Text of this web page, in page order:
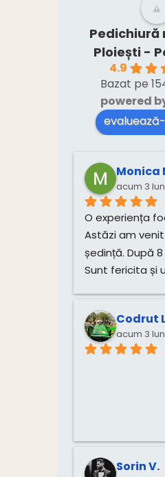
Pedichiură
Ploiești -
4.9
Bazat pe
powered
Monica
acum 3
O experiența
Astăzi am
ședință. După
Sunt fericita și
Codrut
acum 3
Sorin V.